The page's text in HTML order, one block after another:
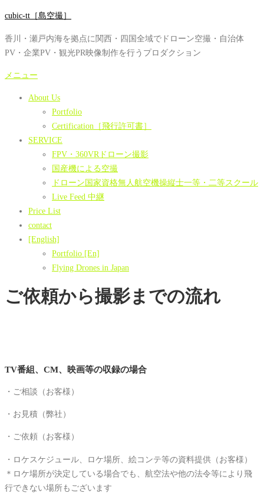
コ
テ
ン
ツ
cubic-tt［島空撮］
香川・瀬戸内海を拠点に関西・四国全域でドローン空撮・自治体
PV・企業PV・観光PR映像制作を行うプロダクション
メニュー
About Us
Portfolio
Certification［飛行許可書］
SERVICE
FPV・360VRドローン撮影
国産機による空撮
ドローン国家資格無人航空機操縦士一等・二等スクール
Live Feed 中継
Price List
contact
[English]
Portfolio [En]
Flying Drones in Japan
ご依頼から撮影までの流れ
TV番組、CM、映画等の収録の場合
・ご相談（お客様）
・お見積（弊社）
・ご依頼（お客様）
・ロケスケジュール、ロケ場所、絵コンテ等の資料提供（お客様）
＊ロケ場所が決定している場合でも、航空法や他の法令等により飛
行できない場所もございます